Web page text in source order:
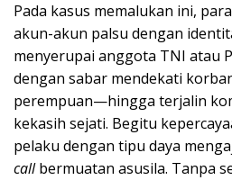
Pada kasus memalukan ini,
akun-akun palsu dengan
menyerupai anggota TNI atau
dengan sabar mendekati
perempuan—hingga terjalin
kekasih sejati. Begitu
pelaku dengan tipu daya
callbermuatan asusila. Tanpa